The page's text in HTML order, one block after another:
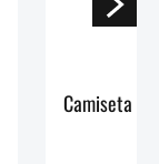
Camiseta